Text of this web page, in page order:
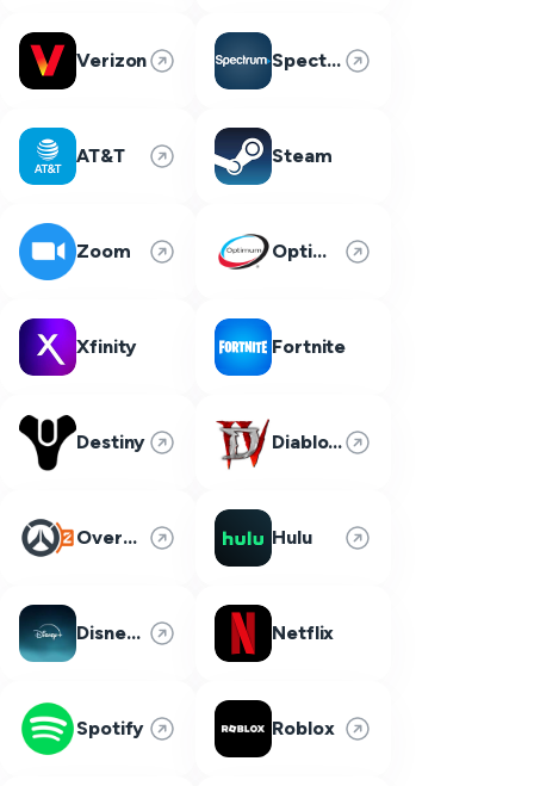
Verizon Spectrum
AT&T Steam
Zoom Optimum
Xfinity Fortnite
Destiny Diablo 4
Overwatch 2 Hulu
Disney Plus Netflix
Spotify Roblox